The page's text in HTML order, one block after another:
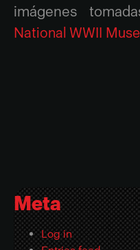
imágenes
National WWII
Meta
Log in